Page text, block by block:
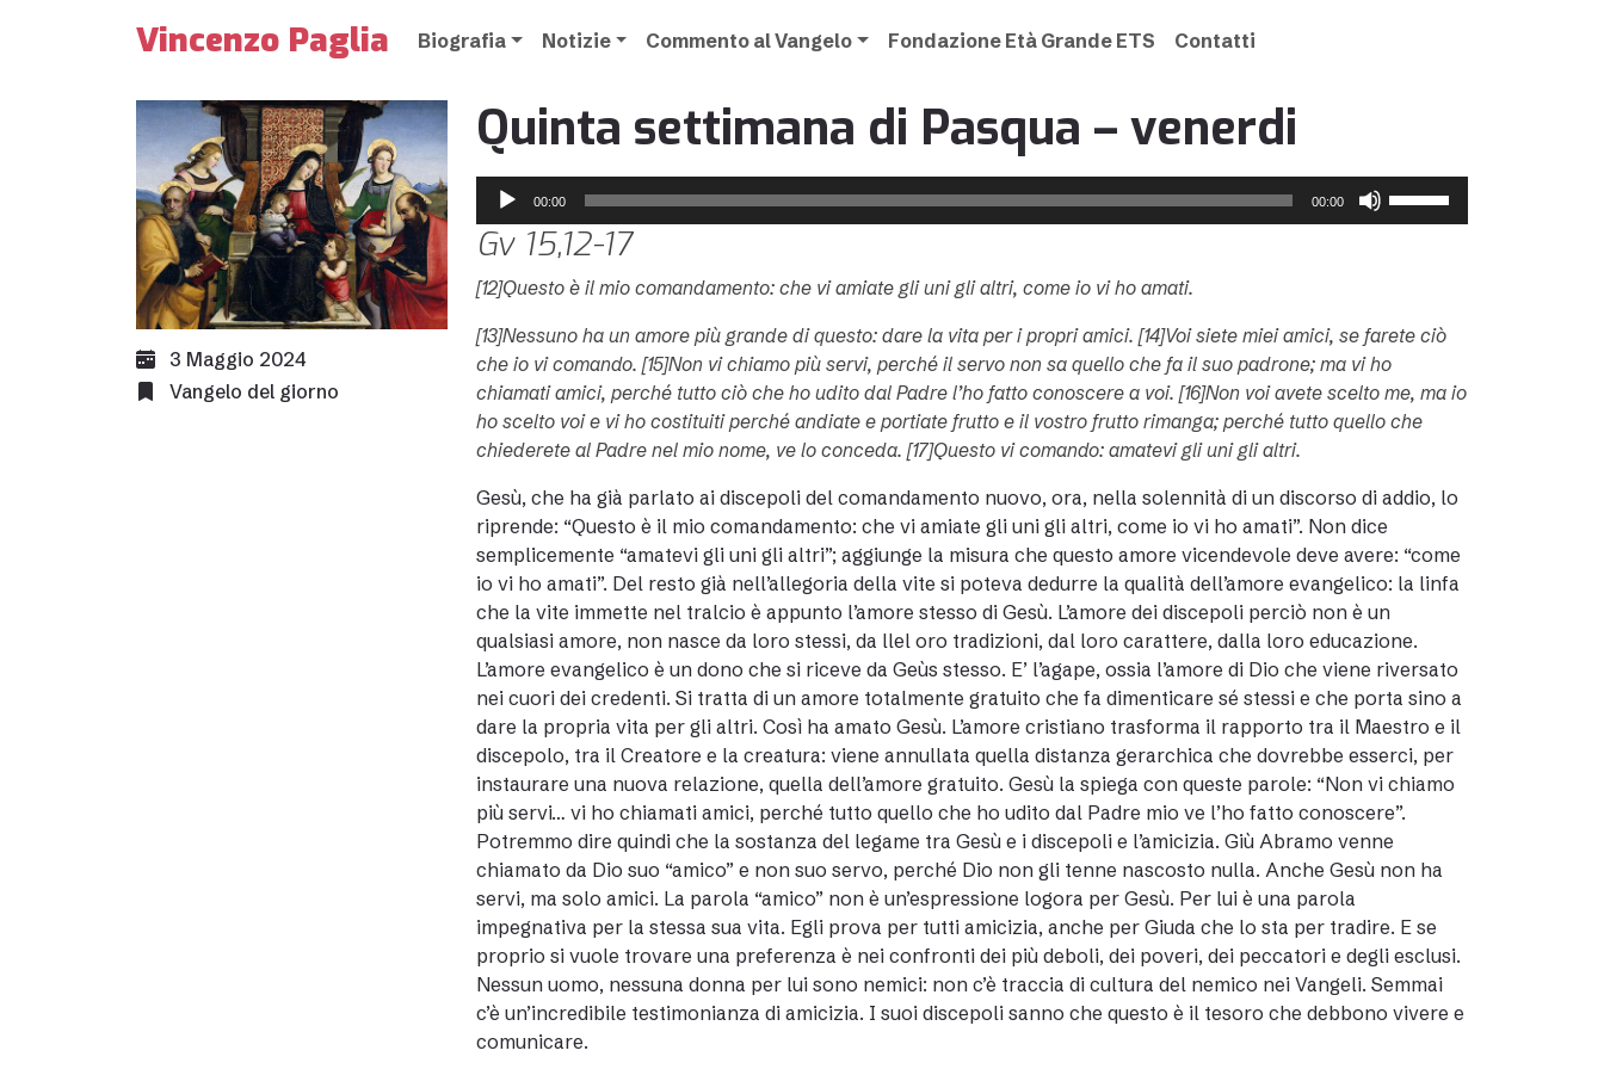
Vincenzo Paglia Biografia Notizie Commento al Vangelo Fondazione Età Grande ETS Contatti
3 Maggio 2024
Vangelo del giorno
Quinta settimana di Pasqua – venerdi
Audio
Player
00:00 00:00
per
aumentare
o
diminuire
Gv 15,12-17
[12]Questo è il mio comandamento: che vi amiate gli uni gli altri, come io vi ho amati.
[13]Nessuno ha un amore più grande di questo: dare la vita per i propri amici. [14]Voi siete miei amici, se farete ciò
che io vi comando. [15]Non vi chiamo più servi, perché il servo non sa quello che fa il suo padrone; ma vi ho
chiamati amici, perché tutto ciò che ho udito dal Padre l’ho fatto conoscere a voi. [16]Non voi avete scelto me, ma io
ho scelto voi e vi ho costituiti perché andiate e portiate frutto e il vostro frutto rimanga; perché tutto quello che
chiederete al Padre nel mio nome, ve lo conceda. [17]Questo vi comando: amatevi gli uni gli altri.
Gesù, che ha già parlato ai discepoli del comandamento nuovo, ora, nella solennità di un discorso di addio, lo
riprende: “Questo è il mio comandamento: che vi amiate gli uni gli altri, come io vi ho amati”. Non dice
semplicemente “amatevi gli uni gli altri”; aggiunge la misura che questo amore vicendevole deve avere: “come
io vi ho amati”. Del resto già nell’allegoria della vite si poteva dedurre la qualità dell’amore evangelico: la linfa
che la vite immette nel tralcio è appunto l’amore stesso di Gesù. L’amore dei discepoli perciò non è un
qualsiasi amore, non nasce da loro stessi, da llel oro tradizioni, dal loro carattere, dalla loro educazione.
L’amore evangelico è un dono che si riceve da Geùs stesso. E’ l’agape, ossia l’amore di Dio che viene riversato
nei cuori dei credenti. Si tratta di un amore totalmente gratuito che fa dimenticare sé stessi e che porta sino a
dare la propria vita per gli altri. Così ha amato Gesù. L’amore cristiano trasforma il rapporto tra il Maestro e il
discepolo, tra il Creatore e la creatura: viene annullata quella distanza gerarchica che dovrebbe esserci, per
instaurare una nuova relazione, quella dell’amore gratuito. Gesù la spiega con queste parole: “Non vi chiamo
più servi… vi ho chiamati amici, perché tutto quello che ho udito dal Padre mio ve l’ho fatto conoscere”.
Potremmo dire quindi che la sostanza del legame tra Gesù e i discepoli e l’amicizia. Giù Abramo venne
chiamato da Dio suo “amico” e non suo servo, perché Dio non gli tenne nascosto nulla. Anche Gesù non ha
servi, ma solo amici. La parola “amico” non è un’espressione logora per Gesù. Per lui è una parola
impegnativa per la stessa sua vita. Egli prova per tutti amicizia, anche per Giuda che lo sta per tradire. E se
proprio si vuole trovare una preferenza è nei confronti dei più deboli, dei poveri, dei peccatori e degli esclusi.
Nessun uomo, nessuna donna per lui sono nemici: non c’è traccia di cultura del nemico nei Vangeli. Semmai
c’è un’incredibile testimonianza di amicizia. I suoi discepoli sanno che questo è il tesoro che debbono vivere e
comunicare.